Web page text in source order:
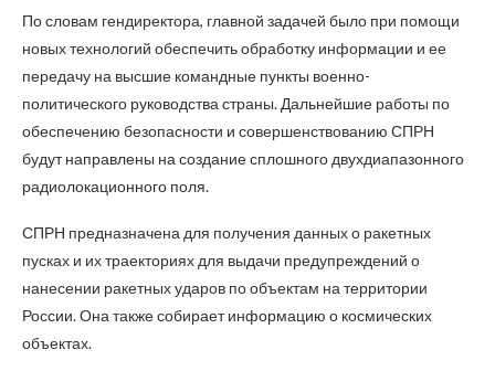
По словам гендиректора, главной задачей было при помощи
новых технологий обеспечить обработку информации и ее
передачу на высшие командные пункты военно-
политического руководства страны. Дальнейшие работы по
обеспечению безопасности и совершенствованию СПРН
будут направлены на создание сплошного двухдиапазонного
радиолокационного поля.
СПРН предназначена для получения данных о ракетных
пусках и их траекториях для выдачи предупреждений о
нанесении ракетных ударов по объектам на территории
России. Она также собирает информацию о космических
объектах.